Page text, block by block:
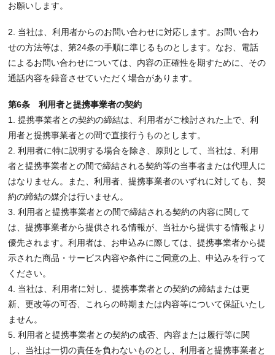
お願いします。
2. 当社は、利用者からのお問い合わせに対応します。お問い合わ
せの方法等は、第24条の手順に準じるものとします。なお、電話
によるお問い合わせについては、内容の正確性を期すために、その
通話内容を録音させていただく場合があります。
第6条 利用者と提携事業者の契約
1. 提携事業者との契約の締結は、利用者がご検討された上で、利
用者と提携事業者との間で直接行うものとします。
2. 利用者に特に説明する場合を除き、原則として、当社は、利用
者と提携事業者との間で締結される契約等の当事者または代理人に
はなりません。また、利用者、提携事業者のいずれに対しても、契
約の締結の媒介は行いません。
3. 利用者と提携事業者との間で締結される契約の内容に関して
は、提携事業者から提供される情報が、当社から提供する情報より
優先されます。利用者は、お申込みに際しては、提携事業者から提
示された商品・サービス内容や条件にご同意の上、申込みを行って
ください。
4. 当社は、利用者に対し、提携事業者との契約の締結または更
新、更改等の可否、これらの時期または内容等について保証いたし
ません。
5. 利用者と提携事業者との契約の成否、内容または履行等に関
し、当社は一切の責任を負わないものとし、利用者と提携事業者と